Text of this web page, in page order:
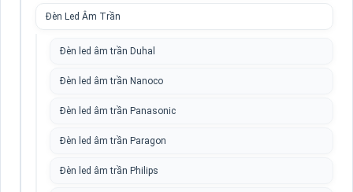
Đèn Led Âm Trần
Đèn led âm trần Duhal
Đèn led âm trần Nanoco
Đèn led âm trần Panasonic
Đèn led âm trần Paragon
Đèn led âm trần Philips